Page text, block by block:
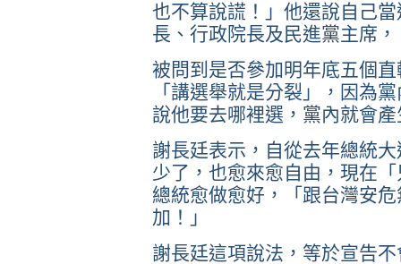
也不算說謊！」他還說自己
長、行政院長及民進黨主席
被問到是否參加明年底五個
「講選舉就是分裂」，因為
說他要去哪裡選，黨內就會
謝長廷表示，自從去年總統
少了，也愈來愈自由，現在
總統愈做愈好，「跟台灣安
加！」
謝長廷這項說法，等於宣告